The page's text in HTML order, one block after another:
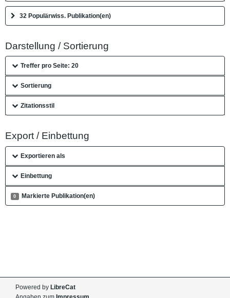
32 Populärwiss. Publikation(en)
Darstellung / Sortierung
Treffer pro Seite: 20
Sortierung
Zitationsstil
Export / Einbettung
Exportieren als
Einbettung
0 Markierte Publikation(en)
Powered by LibreCat